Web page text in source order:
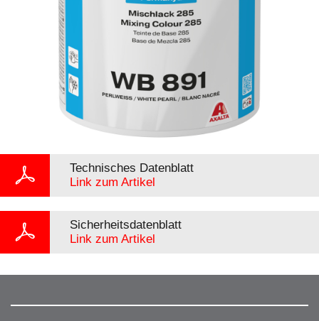
Technisches Datenblatt
Link zum Artikel
Sicherheitsdatenblatt
Link zum Artikel